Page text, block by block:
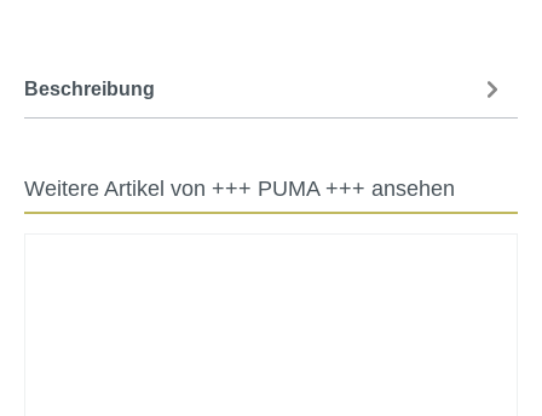
Weitere Artikel von +++ PUMA +++ ansehen
Beschreibung